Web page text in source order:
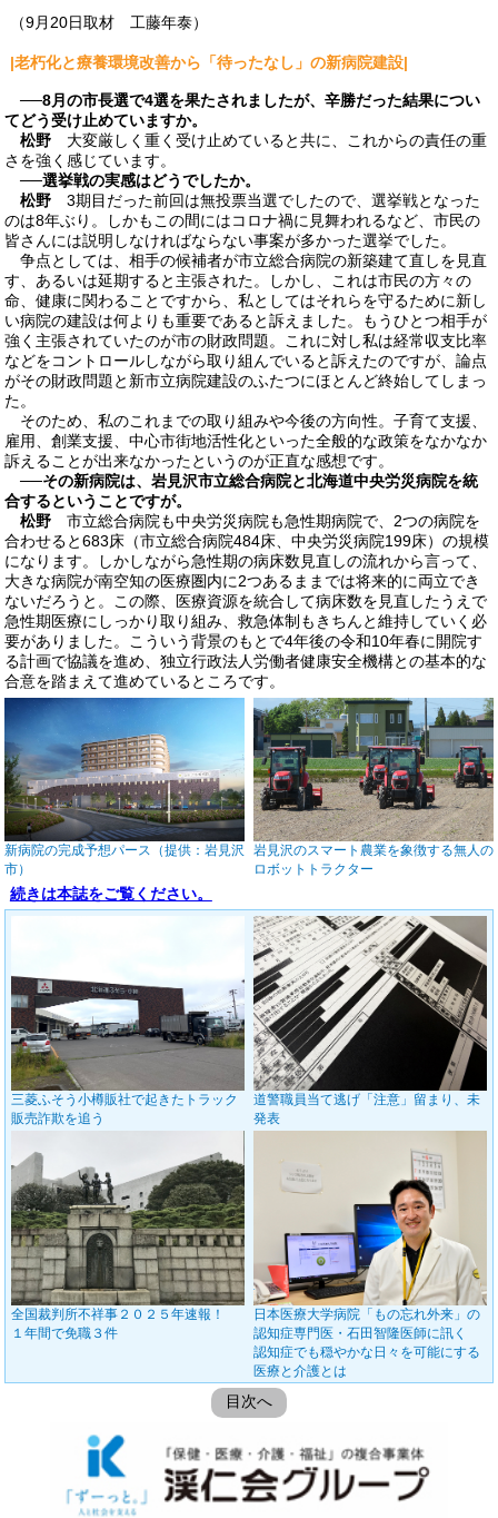
（9月20日取材 工藤年泰）
|老朽化と療養環境改善から 「待ったなし」の新病院建設|
──8月の市長選で4選を果たされましたが、辛勝だった結果につい
てどう受け止めていますか。
松野 大変厳しく重く受け止めていると共に、これからの責任の重
さを強く感じています。
──選挙戦の実感はどうでしたか。
松野 3期目だった前回は無投票当選でしたので、選挙戦となった
のは8年ぶり。しかもこの間にはコロナ禍に見舞われるなど、市民の
皆さんには説明しなければならない事案が多かった選挙でした。
争点としては、相手の候補者が市立総合病院の新築建て直しを見直
す、あるいは延期すると主張された。しかし、これは市民の方々の
命、健康に関わることですから、私としてはそれらを守るために新し
い病院の建設は何よりも重要であると訴えました。もうひとつ相手が
強く主張されていたのが市の財政問題。これに対し私は経常収支比率
などをコントロールしながら取り組んでいると訴えたのですが、論点
がその財政問題と新市立病院建設のふたつにほとんど終始してしまっ
た。
そのため、私のこれまでの取り組みや今後の方向性。子育て支援、
雇用、創業支援、中心市街地活性化といった全般的な政策をなかなか
訴えることが出来なかったというのが正直な感想です。
──その新病院は、岩見沢市立総合病院と北海道中央労災病院を統
合するということですが。
松野 市立総合病院も中央労災病院も急性期病院で、2つの病院を
合わせると683床（市立総合病院484床、中央労災病院199床）の規模
になります。しかしながら急性期の病床数見直しの流れから言って、
大きな病院が南空知の医療圏内に2つあるままでは将来的に両立でき
ないだろうと。この際、医療資源を統合して病床数を見直したうえで
急性期医療にしっかり取り組み、救急体制もきちんと維持していく必
要がありました。こういう背景のもとで4年後の令和10年春に開院す
る計画で協議を進め、独立行政法人労働者健康安全機構との基本的な
合意を踏まえて進めているところです。
新病院の完成予想パース（提供：岩見沢
市）
岩見沢のスマート農業を象徴する無人の
ロボットトラクター
続きは本誌をご覧ください。
三菱ふそう小樽販社で起きたトラック
販売詐欺を追う
道警職員当て逃げ「注意」留まり、未
発表
全国裁判所不祥事２０２５年速報！
１年間で免職３件
日本医療大学病院「もの忘れ外来」の
認知症専門医・石田智隆医師に訊く
認知症でも穏やかな日々を可能にする
医療と介護とは
目次へ